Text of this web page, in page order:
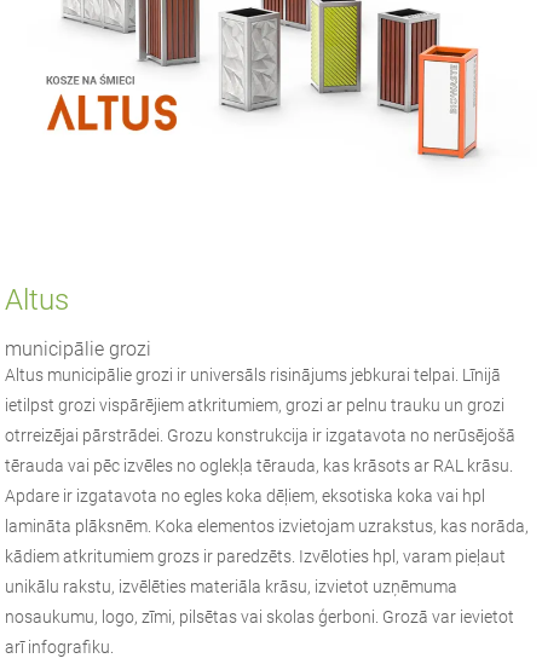
Altus
municipālie grozi
Altus municipālie grozi ir universāls risinājums jebkurai telpai. Līnijā
ietilpst grozi vispārējiem atkritumiem, grozi ar pelnu trauku un grozi
otrreizējai pārstrādei. Grozu konstrukcija ir izgatavota no nerūsējošā
tērauda vai pēc izvēles no oglekļa tērauda, kas krāsots ar RAL krāsu.
Apdare ir izgatavota no egles koka dēļiem, eksotiska koka vai hpl
lamināta plāksnēm. Koka elementos izvietojam uzrakstus, kas norāda,
kādiem atkritumiem grozs ir paredzēts. Izvēloties hpl, varam pieļaut
unikālu rakstu, izvēlēties materiāla krāsu, izvietot uzņēmuma
nosaukumu, logo, zīmi, pilsētas vai skolas ģerboni. Grozā var ievietot
arī infografiku.